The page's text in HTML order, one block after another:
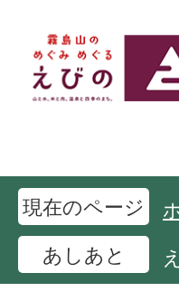
現在のページ
あしあと